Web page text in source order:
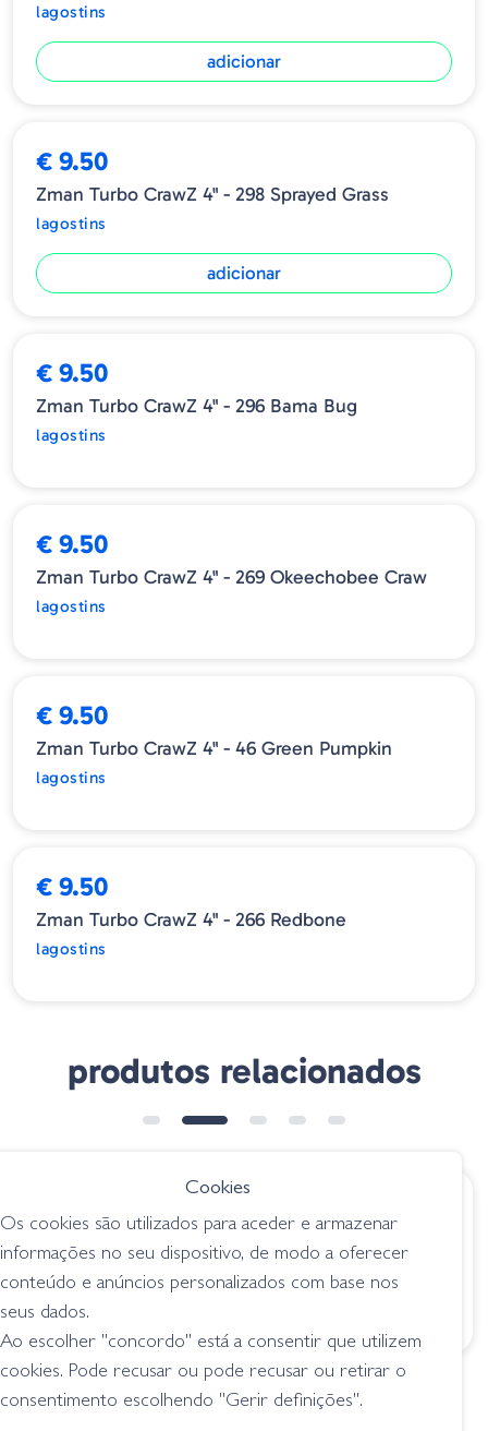
lagostins
adicionar
€ 9.50
Zman Turbo CrawZ 4" - 298 Sprayed Grass
lagostins
adicionar
€ 9.50
Zman Turbo CrawZ 4" - 296 Bama Bug
lagostins
€ 9.50
Zman Turbo CrawZ 4" - 269 Okeechobee Craw
lagostins
€ 9.50
Zman Turbo CrawZ 4" - 46 Green Pumpkin
lagostins
€ 9.50
Zman Turbo CrawZ 4" - 266 Redbone
lagostins
produtos relacionados
€ 8.50
Gambler Burner
Craw - Green
Pumpkin
lagostins
Amostra Sasuteki
Craw 5´´black Blue
Flake
Cookies
Os cookies são utilizados para aceder e armazenar
informações no seu dispositivo, de modo a oferecer
conteúdo e anúncios personalizados com base nos
seus dados.
Ao escolher "concordo" está a consentir que utilizem
cookies. Pode recusar ou pode recusar ou retirar o
consentimento escolhendo "Gerir definições".